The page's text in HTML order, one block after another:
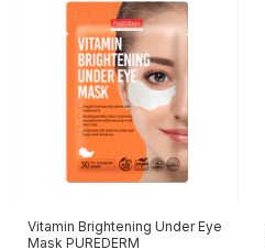
Vitamin Brightening Under Eye
Mask PUREDERM